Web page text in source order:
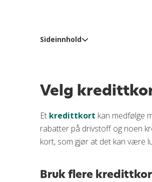
Sideinnhold
Fordeler og ulemper med
Vil du ha flere kredittkort?
Vær varsom med å ha flere
Kvitt deg med kredittkort
Oppsummering
Velg
Et kredittkort kan medfølge
rabatter på drivstoff og noen
kort, som gjør at det kan være
Bruk flere